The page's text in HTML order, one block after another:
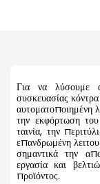
Για να λύσουμε
συσκευασίας
αυτοματοποιημένη
την εκφόρτωση
ταινία, την
επανδρωμένη
σημαντικά την
εργασία και
προϊόντος.